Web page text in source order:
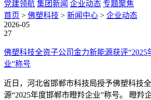
党建领航 集团新闻 企业动态 专题聚焦
首页 > 佛塑科技 > 新闻中心 > 企业动态
2026-05
27
佛塑科技全资子公司金力新能源获评“2025
业”称号
近日，河北省邯郸市科技局授予佛塑科技
源“2025年度邯郸市瞪羚企业”称号。 瞪羚